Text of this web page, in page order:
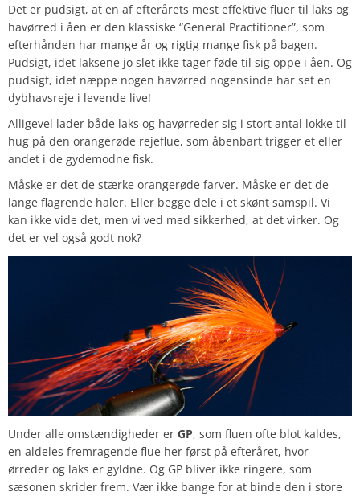
Det er pudsigt, at en af efterårets mest effektive fluer til laks og
havørred i åen er den klassiske “General Practitioner”, som
efterhånden har mange år og rigtig mange fisk på bagen.
Pudsigt, idet laksene jo slet ikke tager føde til sig oppe i åen. Og
pudsigt, idet næppe nogen havørred nogensinde har set en
dybhavsreje i levende live!
Alligevel lader både laks og havørreder sig i stort antal lokke til
hug på den orangerøde rejeflue, som åbenbart trigger et eller
andet i de gydemodne fisk.
Måske er det de stærke orangerøde farver. Måske er det de
lange flagrende haler. Eller begge dele i et skønt samspil. Vi
kan ikke vide det, men vi ved med sikkerhed, at det virker. Og
det er vel også godt nok?
Under alle omstændigheder er GP, som fluen ofte blot kaldes,
en aldeles fremragende flue her først på efteråret, hvor
ørreder og laks er gyldne. Og GP bliver ikke ringere, som
sæsonen skrider frem. Vær ikke bange for at binde den i store